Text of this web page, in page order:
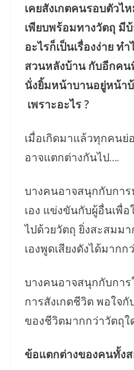
เคยสังเกตคนรอบตัวไ
เพียบพร้อมทางวัตถุ มี
อะไรก็เป็นเรื่องง่าย ท
สวนหลังบ้าน กับอีกค
นั่งยิ้มหน้าบานอยู่หน้า
เพราะอะไร ?
เมื่อเกิดมาแล้วทุกคนย่
อาจแตกต่างกันไป….
บางคนอาจสนุกกับกา
เอง แข่งขันกับผู้อื่นเพื่
ไปด้วยวัตถุ ยิ่งสะสมม
เองพูดเสียงดังได้มาก
บางคนอาจสนุกกับกา
การสังเกตชีวิต พอใจ
ของชีวิตมากกว่าวัตถุใ
ข้อแตกต่างของคนทั้งส